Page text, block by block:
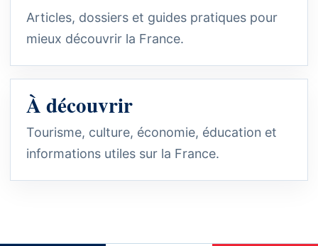
Articles, dossiers et guides pratiques pour
mieux découvrir la France.
À découvrir
Tourisme, culture, économie, éducation et
informations utiles sur la France.